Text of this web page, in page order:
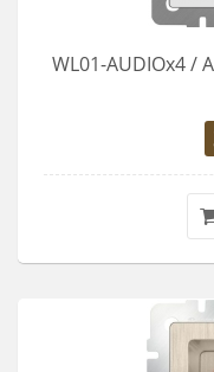
WL01-AUDIOx4 /